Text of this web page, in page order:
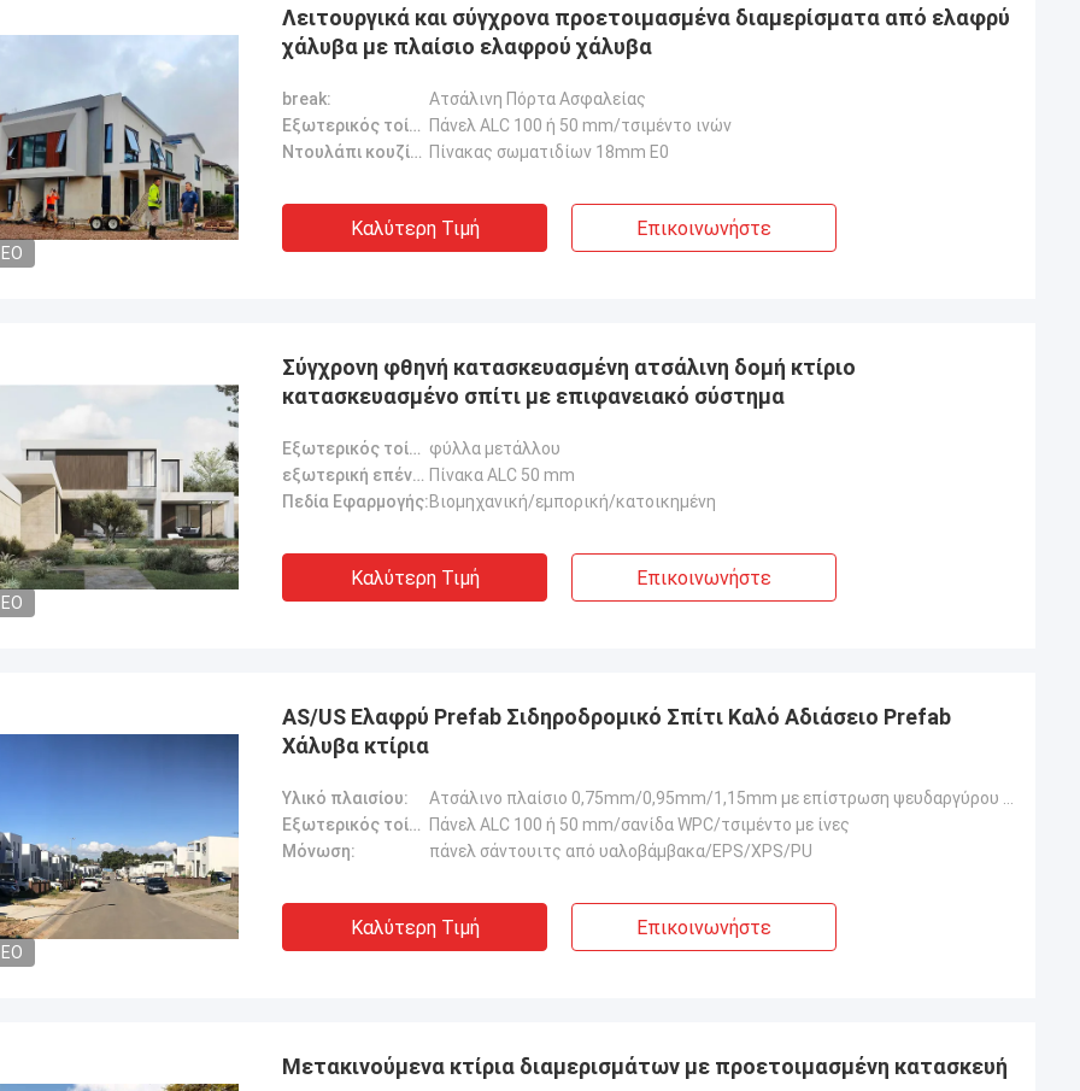
Λειτουργικά και σύγχρονα προετοιμασμένα διαμερίσματα από ελαφρύ
χάλυβα με πλαίσιο ελαφρού χάλυβα
break:
Ατσάλινη Πόρτα Ασφαλείας
Εξωτερικός τοίχος:
Πάνελ ALC 100 ή 50 mm/τσιμέντο ινών
Ντουλάπι κουζίνας: Πίνακας σωματιδίων 18mm E0
Καλύτερη Τιμή Επικοινωνήστε
Σύγχρονη φθηνή κατασκευασμένη ατσάλινη δομή κτίριο
κατασκευασμένο σπίτι με επιφανειακό σύστημα
Εξωτερικός τοίχος: φύλλα μετάλλου
εξωτερική επένδυση τοίχων: Πίνακα ALC 50 mm
Πεδία Εφαρμογής:Βιομηχανική/εμπορική/κατοικημένη
Καλύτερη Τιμή Επικοινωνήστε
AS/US Ελαφρύ Prefab Σιδηροδρομικό Σπίτι Καλό Αδιάσειο Prefab
Χάλυβα κτίρια
Υλικό πλαισίου:
Εξωτερικός τοίχος:
Πάνελ ALC 100 ή 50 mm/σανίδα WPC/τσιμέντο με ίνες
Μόνωση:
πάνελ σάντουιτς από υαλοβάμβακα/EPS/XPS/PU
Καλύτερη Τιμή Επικοινωνήστε
Μετακινούμενα κτίρια διαμερισμάτων με προετοιμασμένη κατασκευή